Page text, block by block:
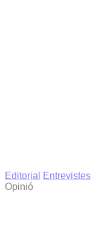
Editorial
Entrevistes
Opinió